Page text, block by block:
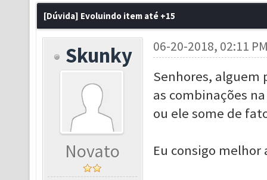
[Dúvida] Evoluindo item até +15
Skunky
Novato
06-20-2018, 02:11
Senhores, alguem
as combinações
ou ele some de
Eu consigo melhor